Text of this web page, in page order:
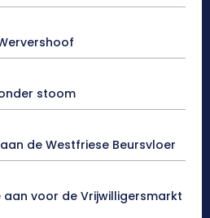
stoom
de Westfriese Beursvloer
voor de Vrijwilligersmarkt